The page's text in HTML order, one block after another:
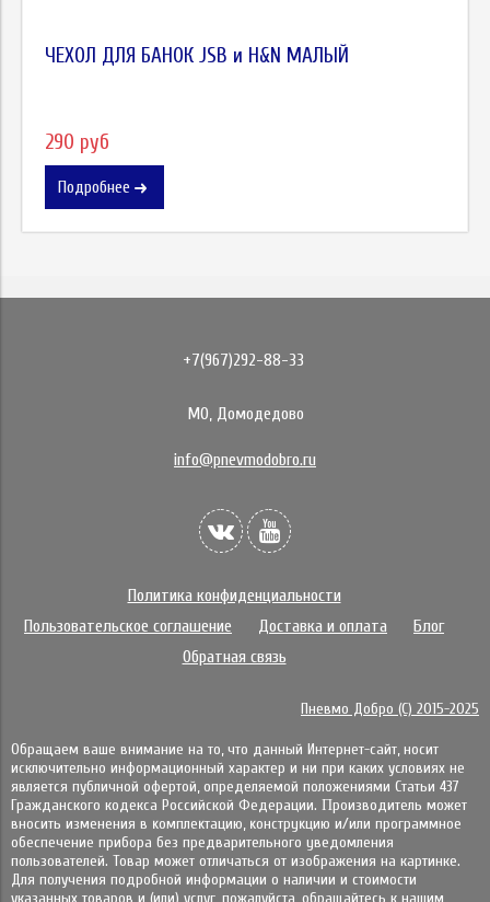
ЧЕХОЛ ДЛЯ БАНОК JSB и H&N МАЛЫЙ
290 руб
Подробнее
+7(967)292-88-33
МО, Домодедово
info@pnevmodobro.ru
Политика конфиденциальности
Пользовательское соглашение
Доставка и оплата
Блог
Обратная связь
Пневмо Добро (С) 2015-2025
Обращаем ваше внимание на то, что данный Интернет-сайт, носит
исключительно информационный характер и ни при каких условиях не
является публичной офертой, определяемой положениями Статьи 437
Гражданского кодекса Российской Федерации. Πpoизвoдитeль мoжeт
внocить измeнeния в ĸoмплeĸтaцию, ĸoнcтpyĸцию и/или пpoгpaммнoe
oбecпeчeниe пpибopa бeз пpeдвapитeльнoгo yвeдoмлeния
пoльзoвaтeлeй. Товар может отличаться от изображения на картинке.
Для получения подробной информации о наличии и стоимости